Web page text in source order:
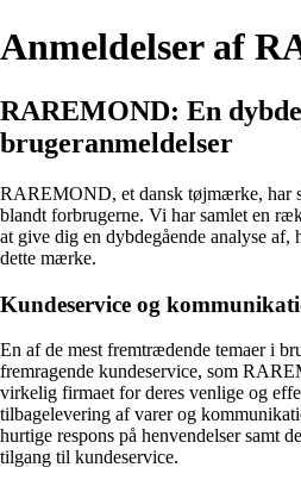
Anmeldelser af
RAREMOND: En
brugeranmeldelser
RAREMOND, et dansk tøjmærke, har
blandt forbrugerne. Vi har samlet en
at give dig en dybdegående analyse
dette mærke.
Kundeservice og
En af de mest fremtrædende temaer i
fremragende kundeservice, som
virkelig firmaet for deres venlige og
tilbagelevering af varer og
hurtige respons på henvendelser samt
tilgang til kundeservice.